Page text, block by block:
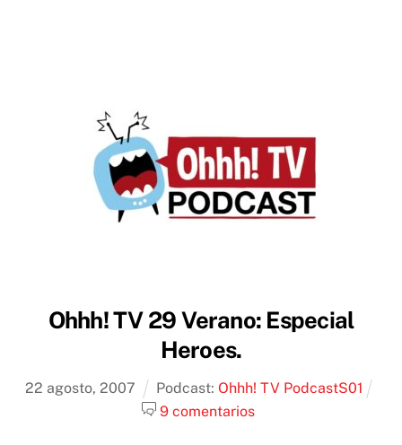
Ohhh! TV 29 Verano: Especial
Heroes.
22 agosto,2007 Podcast: Ohhh! TV PodcastS01
9 comentarios